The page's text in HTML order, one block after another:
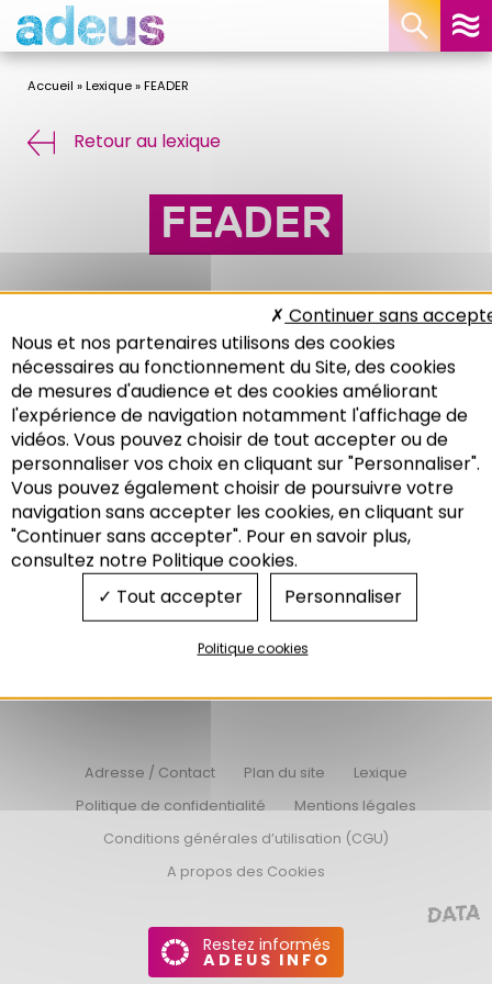
Recherche
Accueil »Lexique»FEADER
Retour au lexique
FEADER
Fonds Européens Agricoles pour le
Développement Rural
Nos offres d’emplois
Nos appels d’offres
Adresse / Contact Plan du site
Lexique
Politique de confidentialité
Mentions légales
Conditions générales d’utilisation (CGU)
A propos des Cookies
Restez informés
ADEUS INFO
Panneau de gestion des cookies
Nous et nos partenaires utilisons des cookies
nécessaires au fonctionnement du Site, des cookies
de mesures d'audience et des cookies améliorant
l'expérience de navigation notamment l'affichage de
vidéos. Vous pouvez choisir de tout accepter ou de
personnaliser vos choix en cliquant sur "Personnaliser".
Vous pouvez également choisir de poursuivre votre
navigation sans accepter les cookies, en cliquant sur
"Continuer sans accepter". Pour en savoir plus,
consultez notre Politique cookies.
Tout accepter
Continuer sans
Personnaliser
Politique cookies